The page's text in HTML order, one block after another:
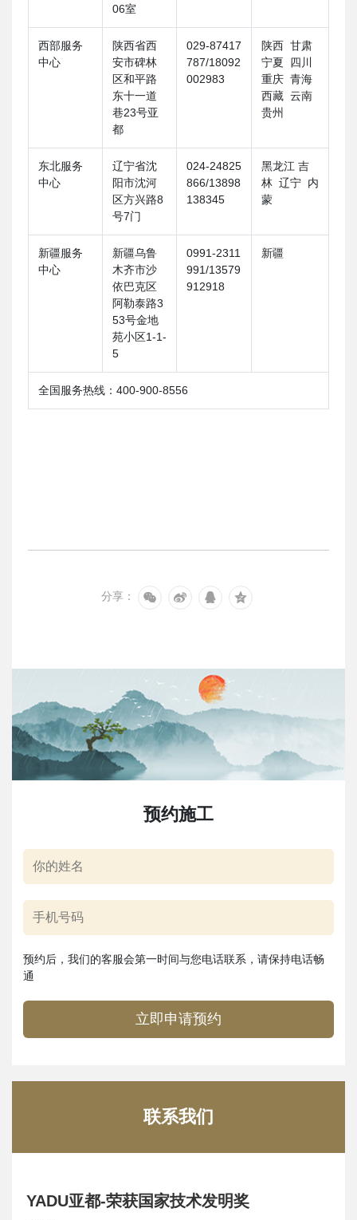
预约施工
预约后，我们的客服会第一时间与您电话联系，请保持电话畅
通
立即申请预约
联系我们
YADU亚都-荣获国家技术发明奖
06室
西部服务
中心
陕西省西
安市碑林
区和平路
东十一道
巷23号亚
都
029-87417
787/18092
002983
陕西 甘肃
宁夏 四川
重庆 青海
西藏 云南
贵州
东北服务
中心
辽宁省沈
阳市沈河
区方兴路8
号7门
024-24825
866/13898
138345
黑龙江 吉
林 辽宁 内
蒙
新疆服务
中心
新疆乌鲁
木齐市沙
依巴克区
阿勒泰路3
53号金地
苑小区1-1-
5
0991-2311
991/13579
912918
新疆
全国服务热线：400-900-8556
分享：